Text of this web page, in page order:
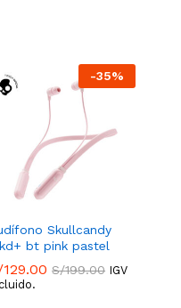
-35%
Skullcandy
bt pink pastel
129.00 S/199.00 IGV